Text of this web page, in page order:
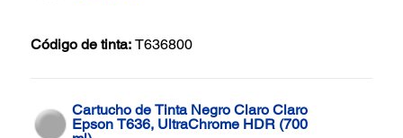
Código de tinta: T636800
Cartucho de Tinta Negro Claro Claro
Epson T636, UltraChrome HDR (700